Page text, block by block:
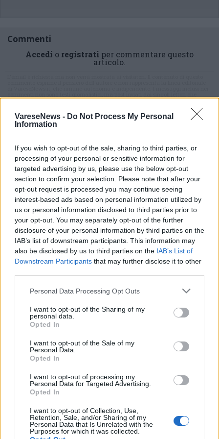
VareseNews - Do Not Process My Personal
Information
If you wish to opt-out of the sale, sharing to third parties, or
processing of your personal or sensitive information for
targeted advertising by us, please use the below opt-out
section to confirm your selection. Please note that after your
opt-out request is processed you may continue seeing
interest-based ads based on personal information utilized by
us or personal information disclosed to third parties prior to
your opt-out. You may separately opt-out of the further
disclosure of your personal information by third parties on the
IAB’s list of downstream participants. This information may
also be disclosed by us to third parties on the IAB’s List of
Downstream Participants that may further disclose it to other
Personal Data Processing Opt Outs
I want to opt-out of the Sharing of my
personal data.
Opted In
I want to opt-out of the Sale of my
Personal Data.
Opted In
I want to opt-out of processing my
Personal Data for Targeted Advertising.
Opted In
I want to opt-out of Collection, Use,
Retention, Sale, and/or Sharing of my
Personal Data that Is Unrelated with the
Purposes for which it was collected.
Commenti
Accedi o registrati per commentare questo
articolo.
possono essere automaticamente pubblicati senza filtro preventivo. I commenti
che includano uno o più link a siti esterni verranno rimossi in automatico dal
sistema.
ADV
ALTRE NOTIZIE DI ANGERA